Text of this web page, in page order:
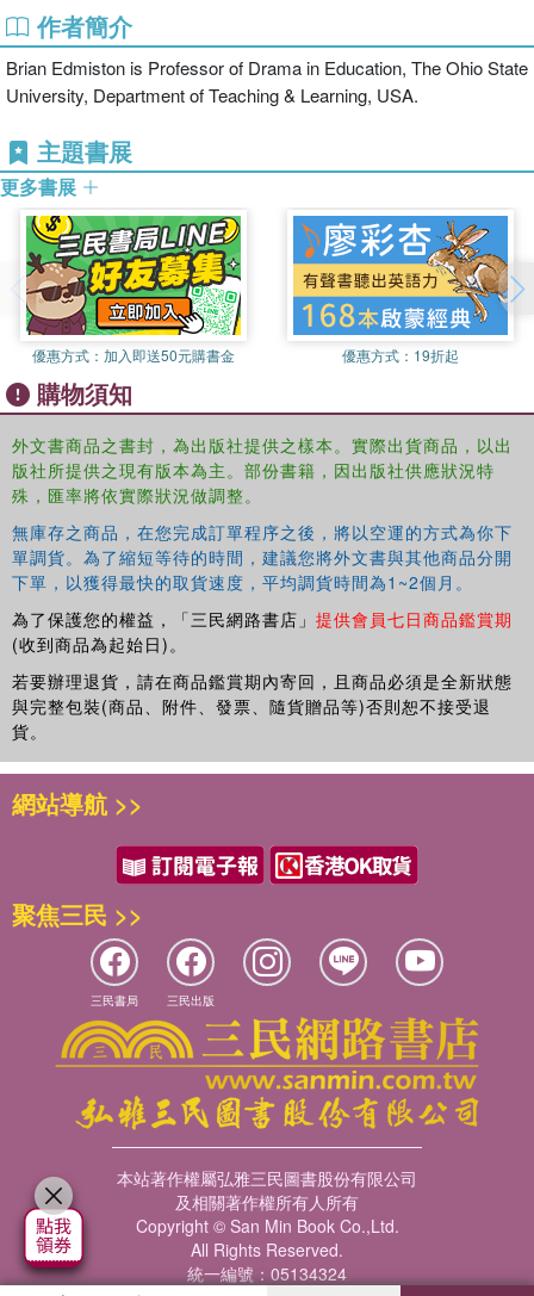
introduces engaging, innovative pedagogy for putting
active and dramatic approaches to learning and teaching
into action. Written in an accessible, conversational, and
refreshingly honest style by a teacher and professor with
preschool, elementary, middle, and high school teachers
working in actual classrooms in diverse settings. Their
changed the way they teach. Photographs and stories of
their classroom practice, along with summarizing charts of
principles and strategies, both illuminate the critical,
cross-curricular, and inquiry-based conceptual framework
Edmiston develops and provide rich examples and
straightforward guidelines that can support readers as
they experiment with using active and dramatic
作者簡介
Brian Edmiston is Professor of Drama in Education, The Ohio State
University, Department of Teaching & Learning, USA.
主題書展
更多書展
優惠方式： 加入即送50元購書金 優惠方式： 19折起
購物須知
外文書商品之書封，為出版社提供之樣本。實際出貨商品，以出
版社所提供之現有版本為主。部份書籍，因出版社供應狀況特
殊，匯率將依實際狀況做調整。
無庫存之商品，在您完成訂單程序之後，將以空運的方式為你下
單調貨。為了縮短等待的時間，建議您將外文書與其他商品分開
下單，以獲得最快的取貨速度，平均調貨時間為1~2個月。
為了保護您的權益，「三民網路書店」 提供會員七日商品鑑賞期
(收到商品為起始日)。
若要辦理退貨，請在商品鑑賞期內寄回，且商品必須是全新狀態
與完整包裝(商品、附件、發票、隨貨贈品等)否則恕不接受退
貨。
網站導航 >>
聚焦三民 >>
三民書局 三民出版
本站著作權屬弘雅三民圖書股份有限公司
及相關著作權所有人所有
Copyright © San Min Book Co.,Ltd.
All Rights Reserved.
統一編號：05134324